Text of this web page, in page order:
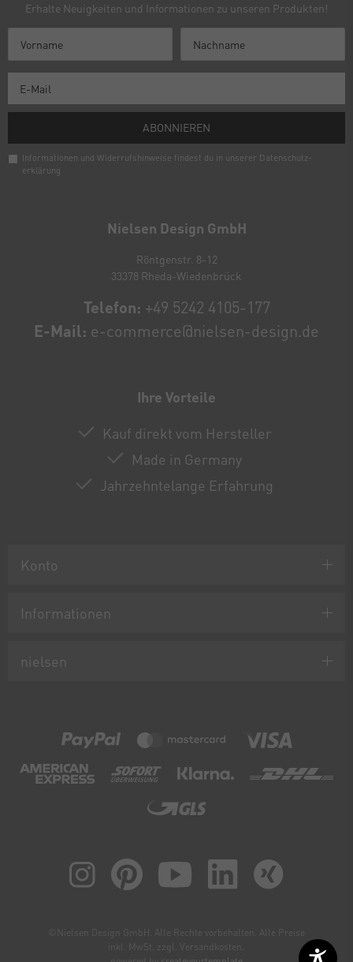
Nielsen Design GmbH
Röntgenstr. 8-12
33378 Rheda-Wiedenbrück
Telefon: +49 5242 4105-177
E-Mail: e-commerce@nielsen-design.de
Ihre Vorteile
Kauf direkt vom Hersteller
Made in Germany
Jahrzehntelange Erfahrung
Konto
Informationen
nielsen
Erhalte Neuigkeiten und Informationen zu unseren Produkten!
ABONNIEREN
Informationen und Widerrufshinweise findest du in unserer Daten­schutz­
erklärung
©Nielsen Design GmbH. Alle Rechte vorbehalten. Alle Preise
inkl. MwSt. zzgl. Versandkosten.